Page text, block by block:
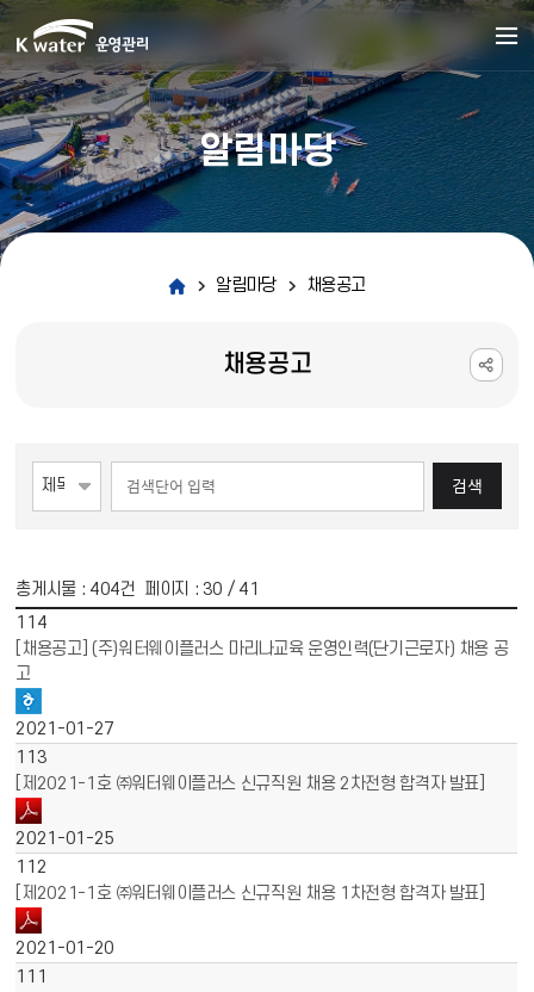
알림마당
알림마당 채용공고
채용공고
검색
총게시물 : 404건 페이지 : 30 / 41
114
[채용공고] (주)워터웨이플러스 마리나교육 운영인력(단기근로자) 채용 공
고
2021-01-27
113
[제2021-1호 ㈜워터웨이플러스 신규직원 채용 2차전형 합격자 발표]
2021-01-25
112
[제2021-1호 ㈜워터웨이플러스 신규직원 채용 1차전형 합격자 발표]
2021-01-20
111